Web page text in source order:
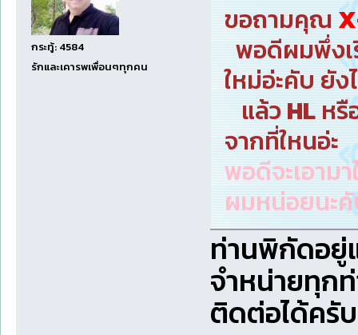
กระทู้: 4584
รักและเคารพเพื่อนๆทุกคน
ขอถามคุณ
พอดีผมพึ่งเ
ใหม่อ่ะคับ ยัง
แล้วHLหรื
จากที่ใหนอ่ะ
พอดีจะเอาม
ผมหน่อยนะ
ท่านพิกัดอยู่
จำหน่ายทุก
ติดต่อได้ครับ